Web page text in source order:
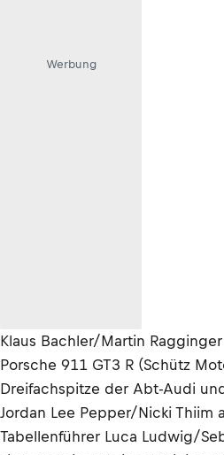
Werbung
Klaus Bachler/Martin
Porsche 911 GT3 R (Schütz
Dreifachspitze der Abt-Audi
Jordan Lee Pepper/Nicki Thiim
Tabellenführer Luca Ludwig/